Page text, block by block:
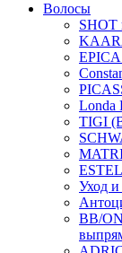
Волосы
SHOT
EPICA
Londa
TIGI
Уход и
BB/